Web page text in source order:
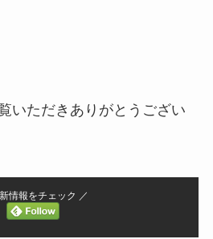
いただきありがとうござい
情報をチェック ／